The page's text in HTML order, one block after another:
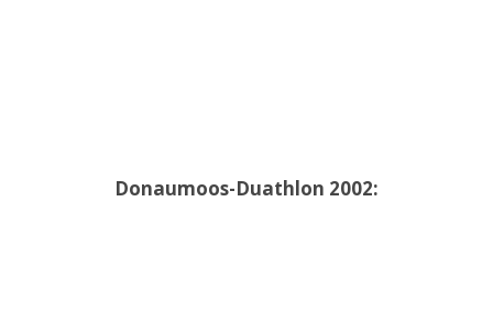
Donaumoos-Duathlon 2002: